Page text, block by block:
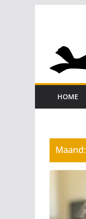
inhoud
HOME
Maand: